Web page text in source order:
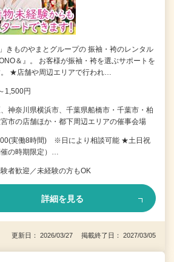
きものやまとグループの 振袖・袴のレンタル
＆』。 お客様が振袖・袴を選ぶサポートを
。 ★店舗や周辺エリアで行われ…
1,500円
神奈川県横浜市、千葉県船橋市・千葉市・柏
市の店舗ほか・都下周辺エリアの催事会場
実働8時間) ※日により相談可能 ★土日祝
の時期限定）…
者歓迎／未経験の方もOK
詳細を見る
更新日： 2026/03/27 掲載終了日： 2027/03/05